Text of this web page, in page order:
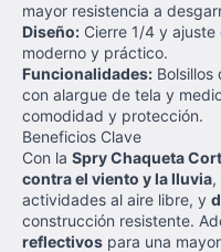
mayor resistencia a
Diseño: Cierre 1/4 y
moderno y práctico.
Funcionalidades: Bolsillos
con alargue de tela y
comodidad y protección.
Beneficios Clave
Con la Spry Chaqueta
contra el viento y la lluvia,
actividades al aire libre, y
construcción resistente.
reflectivos para una